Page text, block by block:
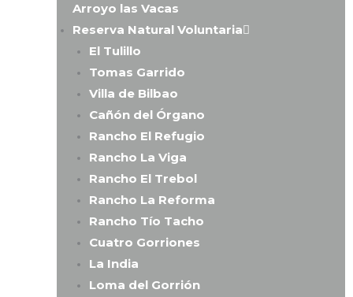
Arroyo las Vacas
Reserva Natural Voluntaria
El Tulillo
Tomas Garrido
Villa de Bilbao
Cañón del Órgano
Rancho El Refugio
Rancho La Viga
Rancho El Trebol
Rancho La Reforma
Rancho Tío Tacho
Cuatro Gorriones
La India
Loma del Gorrión